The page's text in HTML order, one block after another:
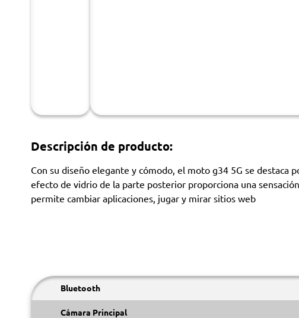
Descripción de producto:
Con su diseño elegante y cómodo, el moto g34 5G se destaca
efecto de vidrio de la parte posterior proporciona una
permite cambiar aplicaciones, jugar y mirar sitios web
Bluetooth
Cámara Principal